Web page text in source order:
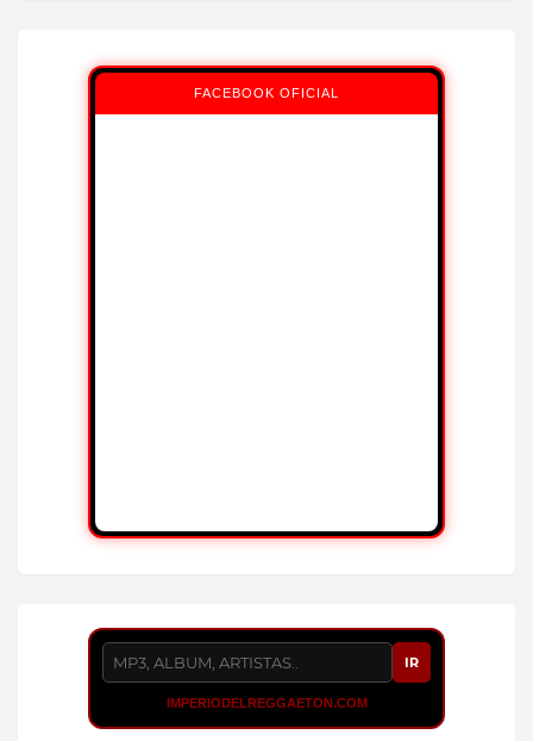
FACEBOOK OFICIAL
IR
IMPERIODELREGGAETON.COM